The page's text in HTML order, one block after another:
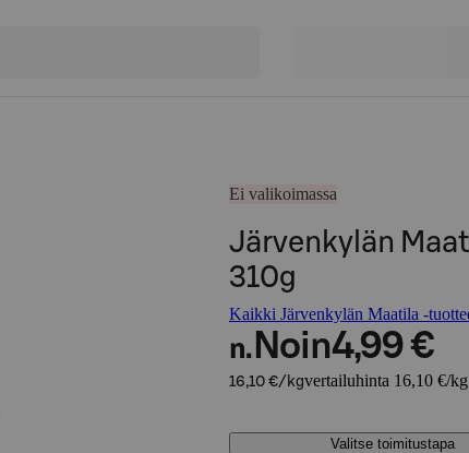
Ei valikoimassa
Järvenkylän
310g
Kaikki Järvenkylän Maatila -
n. Noin4,99 €
16,10 €/kgvertailuhinta 16,10 €/kg
Valitse toimitustapa